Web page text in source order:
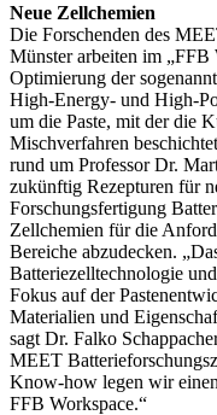
Neue Zellchemien
Die Forschenden des
Münster arbeiten im
Optimierung der
High-Energy- und High-
um die Paste, mit der die
Mischverfahren
rund um Professor Dr.
zukünftig Rezepturen für
Forschungsfertigung
Zellchemien für die
Bereiche abzudecken.
Batteriezelltechnologie
Fokus auf der
Materialien und
sagt Dr. Falko
MEET
Know-how legen wir
FFB Workspace.“